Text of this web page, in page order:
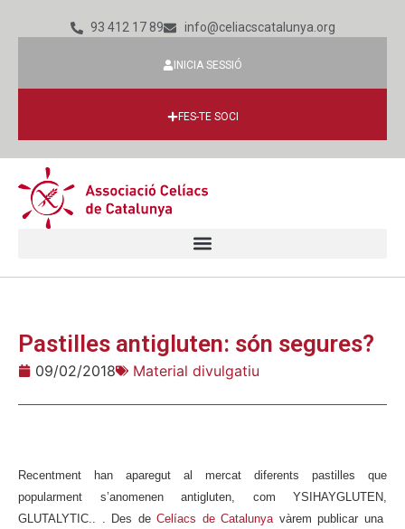
93 412 17 89 info@celiacscatalunya.org
INICIA SESSIÓ
FES-TE SOCI
Pastilles antigluten: són segures?
09/02/2018 Material divulgatiu
Recentment han aparegut al mercat diferents pastilles que
popularment s’anomenen antigluten, com YSIHAYGLUTEN,
GLUTALYTIC.. . Des deCelíacs de Catalunya vàrem publicar una